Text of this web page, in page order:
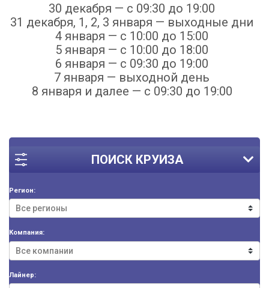
ПОИСК КРУИЗА
Регион:
Компания:
Лайнер:
30 декабря — с 09:30 до 19:00
31 декабря, 1, 2, 3 января — выходные дни
4 января — с 10:00 до 15:00
5 января — с 10:00 до 18:00
6 января — с 09:30 до 19:00
7 января — выходной день
8 января и далее — с 09:30 до 19:00